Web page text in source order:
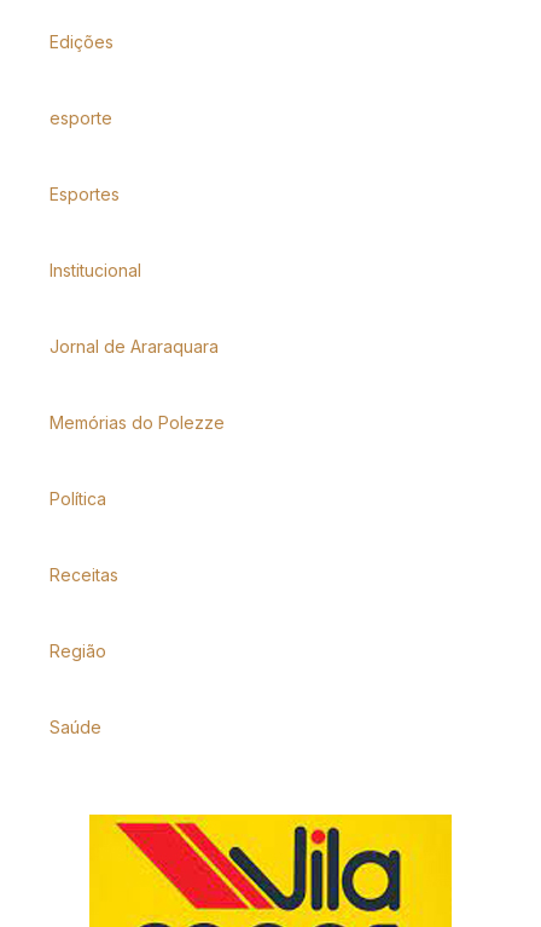
Edições
esporte
Esportes
Institucional
Jornal de Araraquara
Memórias do Polezze
Política
Receitas
Região
Saúde